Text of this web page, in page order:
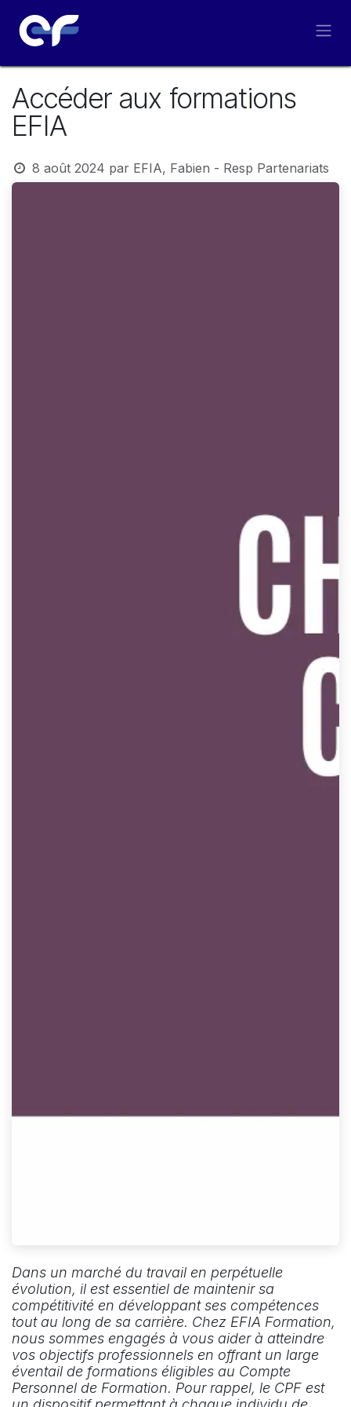
Accéder aux formations
EFIA
8 août 2024 par EFIA, Fabien - Resp Partenariats
Dans un marché du travail en perpétuelle
évolution, il est essentiel de maintenir sa
compétitivité en développant ses compétences
tout au long de sa carrière. Chez EFIA Formation,
nous sommes engagés à vous aider à atteindre
vos objectifs professionnels en offrant un large
éventail de formations éligibles au Compte
Personnel de Formation. Pour rappel, le CPF est